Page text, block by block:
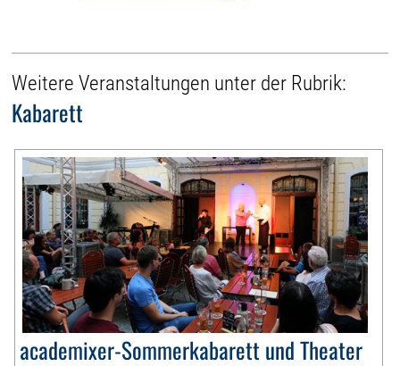
Weitere Veranstaltungen unter der Rubrik:
Kabarett
academixer-Sommerkabarett und Theater